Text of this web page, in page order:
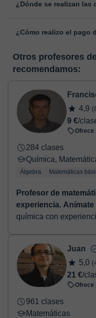
cambiar la hora o el día de
¿Dónde se realizan las
desarrollada para el ámbito
pizarra virtual o el editor de
enlace puedes ver una
virtual
¿Cómo realizo el pago
horas, podrás realizar el
crédito.
Una vez realices el pago
confirmación de la reserva.
Otros profesores
recomendamos:
4,9
9 €/
Ofrece
284 clases
Química,
Álgebra Matemáticas
Profesor de
experiencia. Anímate
química con
Juan
5,0
21 €/
Ofrece
961 clases
Matemáticas